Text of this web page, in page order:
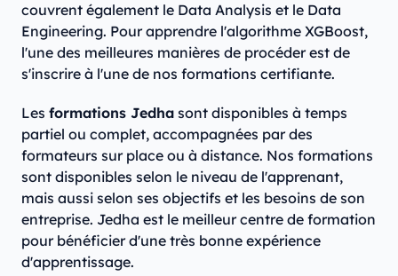
couvrent également le Data Analysis et le Data
Engineering. Pour apprendre l'algorithme XGBoost,
l'une des meilleures manières de procéder est de
s'inscrire à l'une de nos formations certifiante.
Les formations Jedha sont disponibles à temps
partiel ou complet, accompagnées par des
formateurs sur place ou à distance. Nos formations
sont disponibles selon le niveau de l'apprenant,
mais aussi selon ses objectifs et les besoins de son
entreprise. Jedha est le meilleur centre de formation
pour bénéficier d'une très bonne expérience
d'apprentissage.